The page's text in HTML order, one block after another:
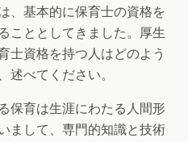
、基本的に保育士の資格を
こととしてきました。厚生
士資格を持つ人はどのよう
述べてください。
保育は生涯にわたる人間形
まして、専門的知識と技術